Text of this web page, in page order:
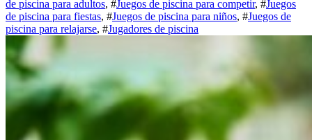
de piscina para adultos, #Juegos de piscina para competir, #Juegos
de piscina para fiestas, #Juegos de piscina para niños, #Juegos de
piscina para relajarse, #Jugadores de piscina